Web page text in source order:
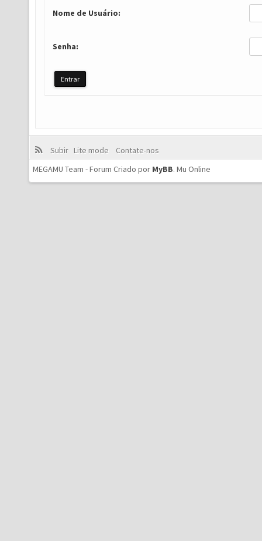
Nome de Usuário:
Senha:
Subir Lite mode
Contate-nos
MEGAMU Team - Forum Criado por MyBB. Mu Online